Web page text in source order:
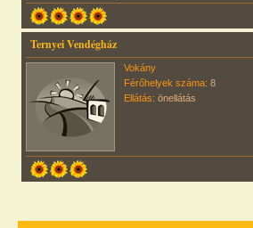
Ternyei Vendégház
Vokány
Férőhelyek száma: 8
Ellátás: önellátás